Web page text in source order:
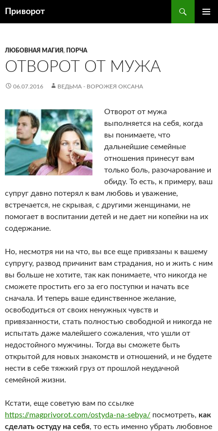
Приворот
ЛЮБОВНАЯ МАГИЯ, ПОРЧА
ОТВОРОТ ОТ МУЖА
06.07.2016 ВЕДЬМА - ВОРОЖЕЯ ОКСАНА
Отворот от мужа
выполняется на себя, когда
вы понимаете, что
дальнейшие семейные
отношения принесут вам
только боль, разочарование и
обиду. То есть, к примеру, ваш
супруг давно потерял к вам любовь и уважение,
встречается, не скрывая, с другими женщинами, не
помогает в воспитании детей и не дает ни копейки на их
содержание.
Но, несмотря ни на что, вы все еще привязаны к вашему
супругу, развод причинит вам страдания, но и жить с ним
вы больше не хотите, так как понимаете, что никогда не
сможете простить его за его поступки и начать все
сначала. И теперь ваше единственное желание,
освободиться от своих ненужных чувств и
привязанности, стать полностью свободной и никогда не
испытать даже малейшего сожаления, что ушли от
недостойного мужчины. Тогда вы сможете быть
открытой для новых знакомств и отношений, и не будете
нести в себе тяжкий груз от прошлой неудачной
семейной жизни.
Кстати, еще советую вам по ссылке
https://magprivorot.com/ostyda-na-sebya/ посмотреть, как
сделать остуду на себя, то есть именно убрать любовное